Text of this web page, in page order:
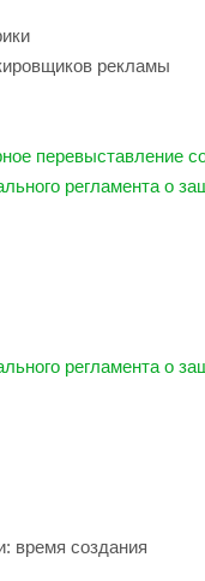
рекламы
перевыставление
регламента о
регламента о
время создания